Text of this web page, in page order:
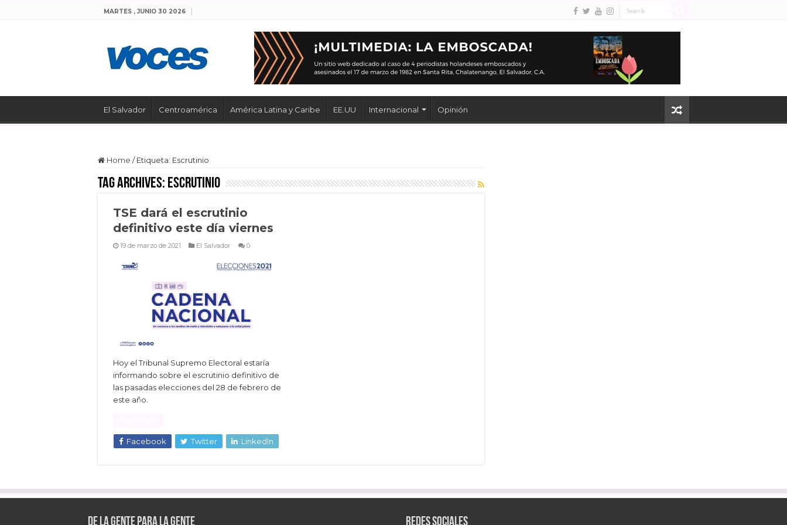
MARTES , JUNIO 30 2026
El Salvador Centroamérica América Latina y Caribe EE.UU Internacional Opinión
Home / Etiqueta: Escrutinio
Tag Archives: Escrutinio
TSE dará el escrutinio
definitivo este día viernes
19 de marzo de 2021 El Salvador 0
Hoy el Tribunal Supremo Electoral estaría
informando sobre el escrutinio definitivo de
las pasadas elecciones del 28 de febrero de
este año.
Facebook Twitter LinkedIn